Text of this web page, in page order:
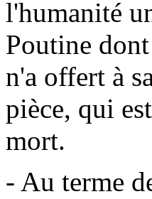
l'humanité
Poutine
n'a offert à
pièce, qui
mort.
- Au terme